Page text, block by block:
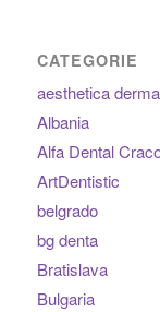
CATEGORIE
aesthetica
Albania
Alfa Dental
ArtDentistic
belgrado
bg denta
Bratislava
Bulgaria